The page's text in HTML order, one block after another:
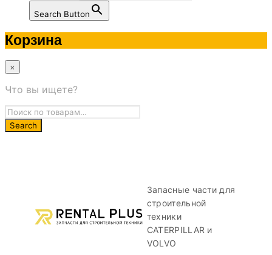
Search Button
Корзина
×
Что вы ищете?
Запасные части для
строительной
техники
CATERPILLAR и
VOLVO